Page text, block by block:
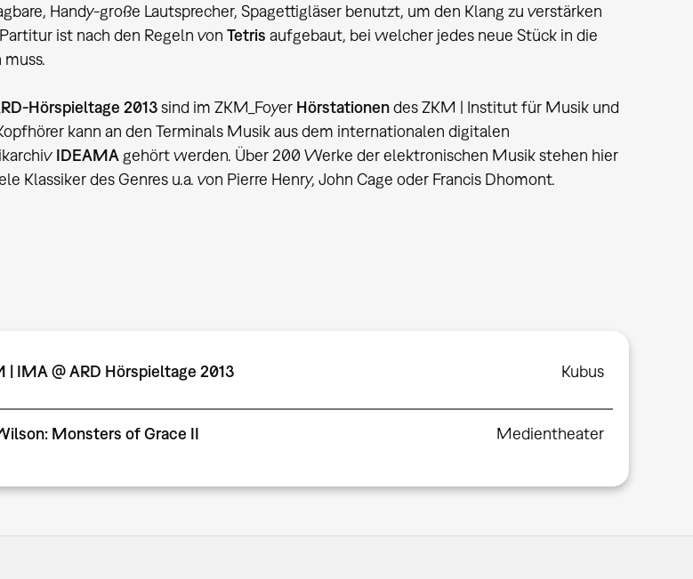
Handy-große Lautsprecher, Spagettigläser benutzt, um den Klang zu verstärken
ist nach den Regeln von Tetris aufgebaut, bei welcher jedes neue Stück in die
Hörspieltage 2013sind im ZKM_Foyer Hörstationendes ZKM | Institut für Musik und
kann an den Terminals Musik aus dem internationalen digitalen
IDEAMA gehört werden. Über 200 Werke der elektronischen Musik stehen hier
Klassiker des Genres u.a. von Pierre Henry, John Cage oder Francis Dhomont.
| IMA @ ARD Hörspieltage 2013 Kubus
Monsters of Grace II Medientheater